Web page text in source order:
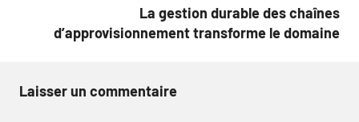
La gestion durable des chaînes
d’approvisionnement transforme le domaine
Laisser un commentaire